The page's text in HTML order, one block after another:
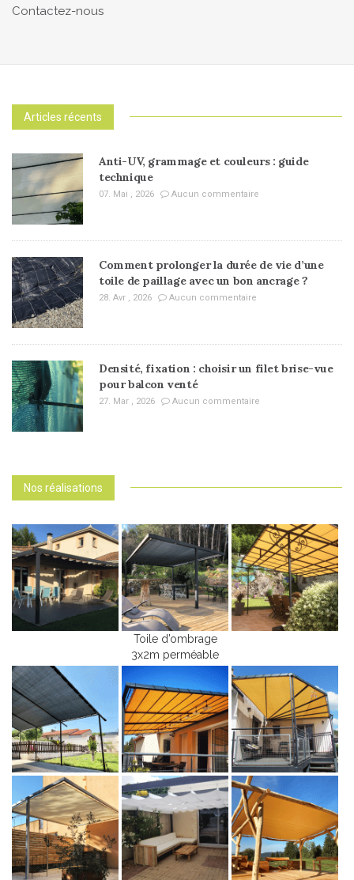
Contactez-nous
Articles récents
Anti-UV, grammage et couleurs : guide
technique
07. Mai , 2026 Aucun commentaire
Comment prolonger la durée de vie d’une
toile de paillage avec un bon ancrage ?
28. Avr , 2026 Aucun commentaire
Densité, fixation : choisir un filet brise-vue
pour balcon venté
27. Mar , 2026 Aucun commentaire
Nos réalisations
Toile d’ombrage
3x2m perméable